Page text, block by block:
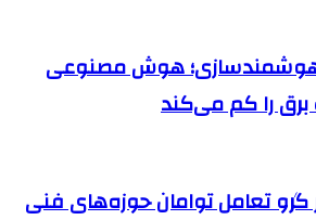
هوشمندسازی؛ هوش مصنوعی
را کم می‌کند
گرو تعامل توامان حوزه‌های فنی